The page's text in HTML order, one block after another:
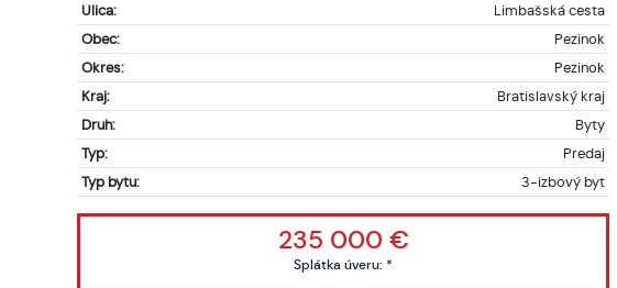
Ulica:
Limbašská cesta
Obec:
Pezinok
Okres:
Pezinok
Kraj:
Bratislavský kraj
Druh:
Byty
Typ:
Predaj
Typ bytu:
3-izbový byt
235 000 €
Splátka úveru: *